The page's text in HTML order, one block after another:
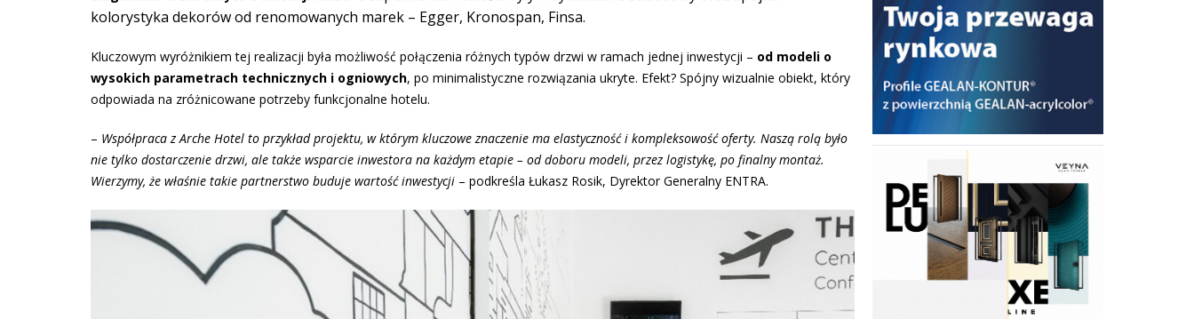
kolorystyka dekorów od renomowanych marek – Egger, Kronospan, Finsa.
Kluczowym wyróżnikiem tej realizacji była możliwość połączenia różnych typów drzwi w ramach jednej inwestycji – od modeli o
wysokich parametrach technicznych i ogniowych, po minimalistyczne rozwiązania ukryte. Efekt? Spójny wizualnie obiekt, który
odpowiada na zróżnicowane potrzeby funkcjonalne hotelu.
– Współpraca z Arche Hotel to przykład projektu, w którym kluczowe znaczenie ma elastyczność i kompleksowość oferty. Naszą rolą było
nie tylko dostarczenie drzwi, ale także wsparcie inwestora na każdym etapie – od doboru modeli, przez logistykę, po finalny montaż.
Wierzymy, że właśnie takie partnerstwo buduje wartość inwestycji – podkreśla Łukasz Rosik, Dyrektor Generalny ENTRA.